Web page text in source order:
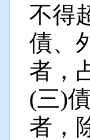
不得
債、
者，
(三)
者，